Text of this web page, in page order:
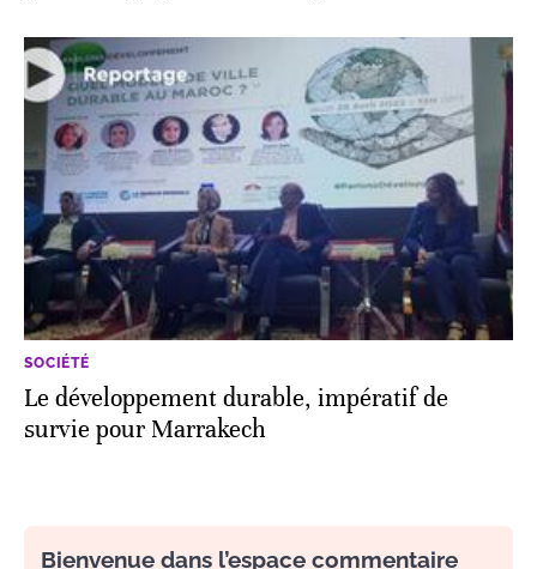
SOCIÉTÉ
Le développement durable, impératif de
survie pour Marrakech
Bienvenue dans l’espace commentaire